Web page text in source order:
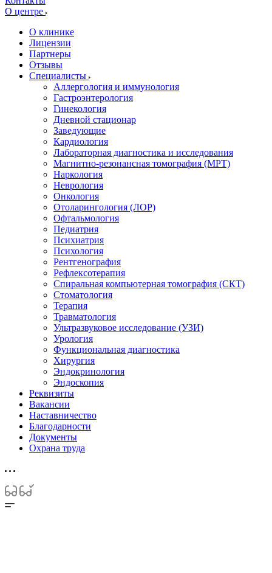
О центре
О клинике
Лицензии
Партнеры
Отзывы
Специалисты
Аллергология и иммунология
Гастроэнтерология
Гинекология
Дневной стационар
Заведующие
Кардиология
Лабораторная диагностика и исследования
Магнитно-резонансная томография (МРТ)
Наркология
Неврология
Онкология
Отоларингология (ЛОР)
Офтальмология
Педиатрия
Психиатрия
Психология
Рентгенография
Рефлексотерапия
Спиральная компьютерная томография (СКТ)
Стоматология
Терапия
Травматология
Ультразвуковое исследование (УЗИ)
Урология
Функциональная диагностика
Хирургия
Эндокринология
Эндоскопия
Реквизиты
Вакансии
Наставничество
Благодарности
Документы
Охрана труда